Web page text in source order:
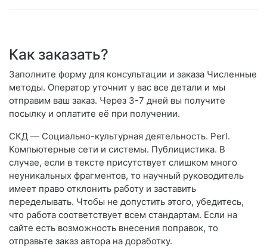
Как заказать?
Заполните форму для консультации и заказа Численные
методы. Оператор уточнит у вас все детали и мы
отправим ваш заказ. Через 3-7 дней вы получите
посылку и оплатите её при получении.
СКД — Социально-культурная деятельность. Perl.
Компьютерные сети и системы. Публицистика. В
случае, если в тексте присутствует слишком много
неуникальных фрагментов, то научный руководитель
имеет право отклонить работу и заставить
переделывать. Чтобы не допустить этого, убедитесь,
что работа соответствует всем стандартам. Если на
сайте есть возможность внесения поправок, то
отправьте заказ автора на доработку.